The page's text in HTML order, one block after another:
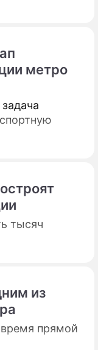
метро
тысяч
из
прямой